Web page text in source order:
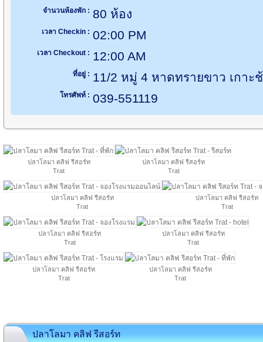
จำนวนห้องพัก : 80 ห้อง
เวลา Checkin : 02:00 PM
เวลา Checkout : 12:00 AM
ที่อยู่ : 11/2 หมู่ 4 หาดทรายขาว เกาะ
โทรศัพท์ : 039-551119
ปลาโลมา คลิฟ รีสอร์ท
Trat
ปลาโลมา คลิฟ รีสอร์ท
Trat
ปลาโลมา คลิฟ รีสอร์ท
Trat
ปลาโลมา คลิฟ รีสอร์ท
Trat
ปลาโลมา คลิฟ รีสอร์ท
Trat
ปลาโลมา คลิฟ รีสอร์ท
Trat
ปลาโลมา คลิฟ รีสอร์ท
Trat
ปลาโลมา คลิฟ รีสอร์ท
Trat
ปลาโลมา คลิฟ รีสอร์ท